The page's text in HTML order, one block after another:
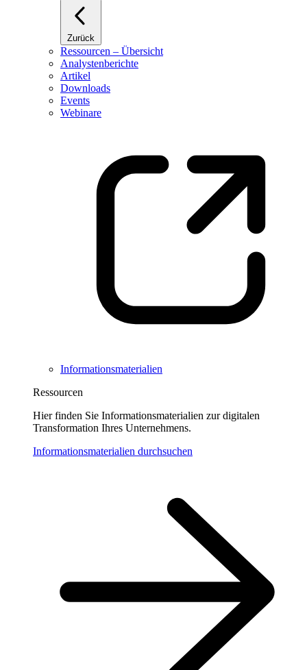
Zurück
Ressourcen – Übersicht
Analystenberichte
Artikel
Downloads
Events
Webinare
Informationsmaterialien
Ressourcen
Hier finden Sie Informationsmaterialien zur digitalen
Transformation Ihres Unternehmens.
Informationsmaterialien durchsuchen